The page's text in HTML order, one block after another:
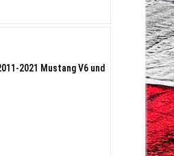
2021 Mustang V6 und